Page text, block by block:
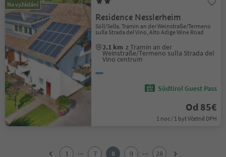
Na vyžádání
Residence Nesslerheim
Söll/Sella, Tramin an der Weinstraße/Termeno
sulla Strada del Vino, Alto Adige Wine Road
2.1 km z Tramin an der
Weinstraße/Termeno sulla Strada del
Vino centrum
Südtirol Guest Pass
Od 85€
1 noc / 1 byt Včetně DPH
1 ... 7 8 9 ...
28